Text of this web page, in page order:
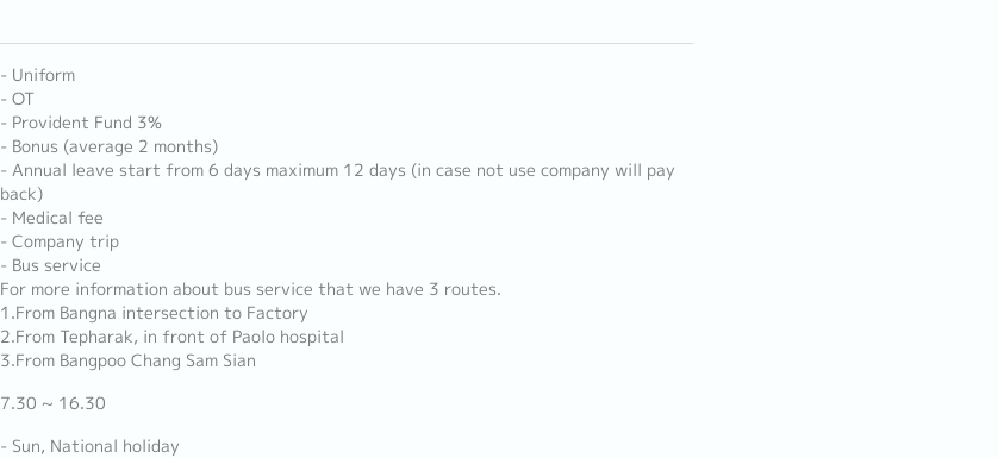
- Uniform
- OT
- Provident Fund 3%
- Bonus (average 2 months)
- Annual leave start from 6 days maximum 12 days (in case not use company will pay
back)
- Medical fee
- Company trip
- Bus service
For more information about bus service that we have 3 routes.
1.From Bangna intersection to Factory
2.From Tepharak, in front of Paolo hospital
3.From Bangpoo Chang Sam Sian
7.30 ~ 16.30
- Sun, National holiday